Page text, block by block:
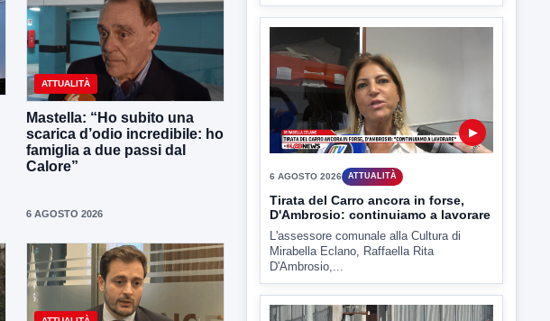
ATTUALITÀ
Mastella: “Ho subito una
scarica d’odio incredibile: ho
famiglia a due passi dal
Calore”
6 AGOSTO 2026
Tirata del Carro ancora in forse,
D'Ambrosio: continuiamo a lavorare
L'assessore comunale alla Cultura di
Mirabella Eclano, Raffaella Rita
D'Ambrosio,...
6 AGOSTO 2026
Hanon- Evo, i lavoratori dicono si al
piano industriale